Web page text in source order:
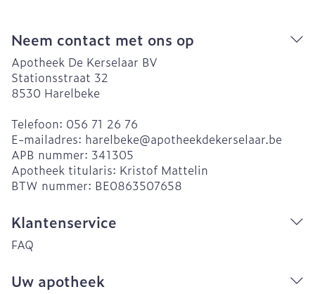
Neem contact met ons op
Apotheek De Kerselaar BV
Stationsstraat 32
8530 Harelbeke
Telefoon: 056 71 26 76
E-mailadres: harelbeke@apotheekdekerselaar.be
APB nummer: 341305
Apotheek titularis: Kristof Mattelin
BTW nummer: BE0863507658
Klantenservice
FAQ
Uw apotheek